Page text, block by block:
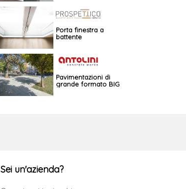
Porta finestra a
battente
Pavimentazioni di
grande formato BIG
Sei un'azienda?